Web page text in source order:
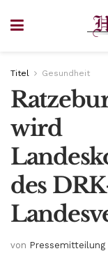
Titel Gesundheit
wird
des
von Pressemitteilung